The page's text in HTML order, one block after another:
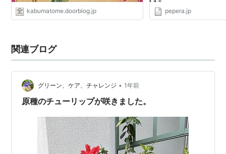
kabumatome.doorblog.jp pepera.jp
関連ブログ
グリーン、ケア、チャレンジ • 1年前
原種のチューリップが咲きました。